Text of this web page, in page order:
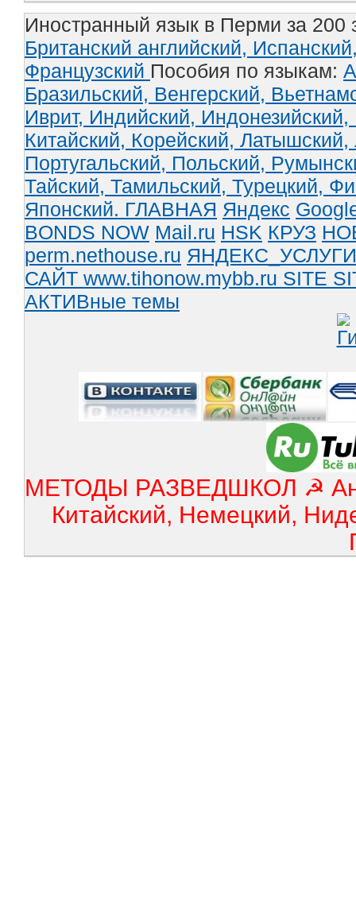
Иностранный язык в Перми за 200
Британский английский,
Французский Пособия по языкам:
Бразильский, Венгерский,
Иврит, Индийский, Индонезийский,
Китайский, Корейский, Латышский,
Португальский, Польский,
Тайский, Тамильский, Турецкий,
Японский. ГЛАВНАЯ Яндекс
BONDS NOW Mail.ru HSK КРУЗ
perm.nethouse.ru ЯНДЕКС_УСЛУГИ
САЙТ www.tihonow.mybb.ru SITE
АКТИВные темы
МЕТОДЫ РАЗВЕДШКОЛ ☭
Китайский, Немецкий,